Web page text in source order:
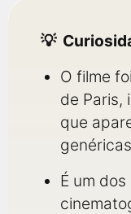
O filme
de Paris,
que
É um